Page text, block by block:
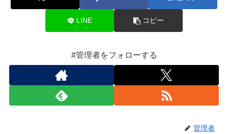
LINE コピー
#管理者をフォローする
管理者